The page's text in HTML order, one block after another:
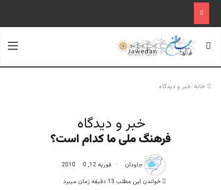
جستجو برای
خانه/خبر و دیدگاه
خبر و دیدگاه
فرهنگ ملی ما کدام است؟
جاودان فوریه 12, 2010
0
خواندن این مطلب 13 دقیقه زمان میبرد